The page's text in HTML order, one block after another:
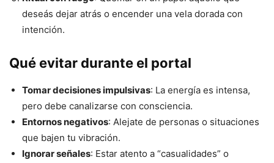
deseás dejar atrás o encender una vela dorada con
intención.
Qué evitar durante el portal
Tomar decisiones impulsivas: La energía es intensa,
pero debe canalizarse con consciencia.
Entornos negativos: Alejate de personas o situaciones
que bajen tu vibración.
Ignorar señales: Estar atento a “casualidades” o